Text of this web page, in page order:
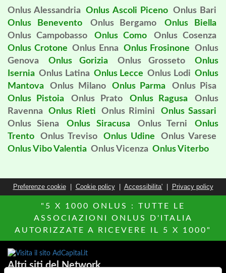
Onlus Alessandria Onlus Ascoli Piceno Onlus Bari
Onlus Benevento
Onlus Bergamo
Onlus Biella
Onlus Campobasso
Onlus Como
Onlus Cosenza
Onlus Crotone Onlus Enna Onlus Frosinone
Onlus
Genova
Onlus Gorizia Onlus Grosseto
Onlus
Isernia Onlus Latina Onlus Lecce Onlus Lodi Onlus
Mantova
Onlus Milano Onlus Parma
Onlus Pisa
Onlus Pistoia
Onlus Prato Onlus Ragusa
Onlus
Ravenna
Onlus Rieti Onlus Rimini
Onlus Sassari
Onlus Siena
Onlus Siracusa Onlus Terni
Onlus
Trento
Onlus Treviso Onlus Udine
Onlus Varese
Onlus Vibo Valentia Onlus Vicenza Onlus Viterbo
Preferenze cookie| Cookie policy| Accessibilita'| Privacy policy
"5 X 1000 ONLUS : TUTTE LE
ASSOCIAZIONI ONLUS D'ITALIA
AUTORIZZATE A RICEVERE IL 5 X 1000"
Altri siti del Network